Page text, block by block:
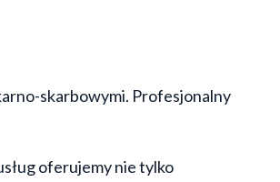
skarbowymi. Profesjonalny
oferujemy nie tylko